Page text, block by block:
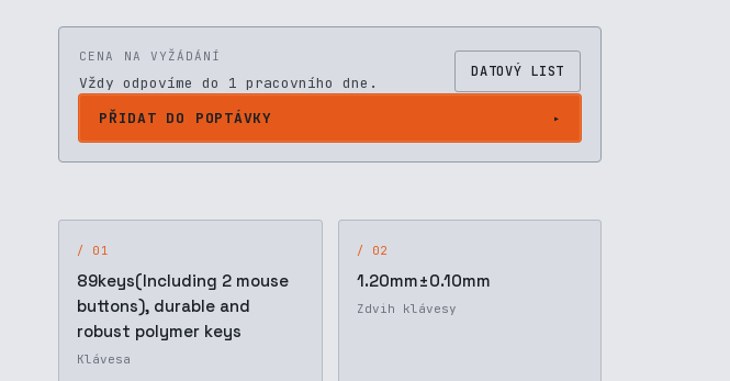
CENA NA VYŽÁDÁNÍ
Vždy odpovíme do 1 pracovního dne.
DATOVÝ LIST
PŘIDAT DO POPTÁVKY
/ 01
89keys(Including 2 mouse
buttons), durable and
robust polymer keys
Klávesa
/ 02
1.20mm±0.10mm
Zdvih klávesy